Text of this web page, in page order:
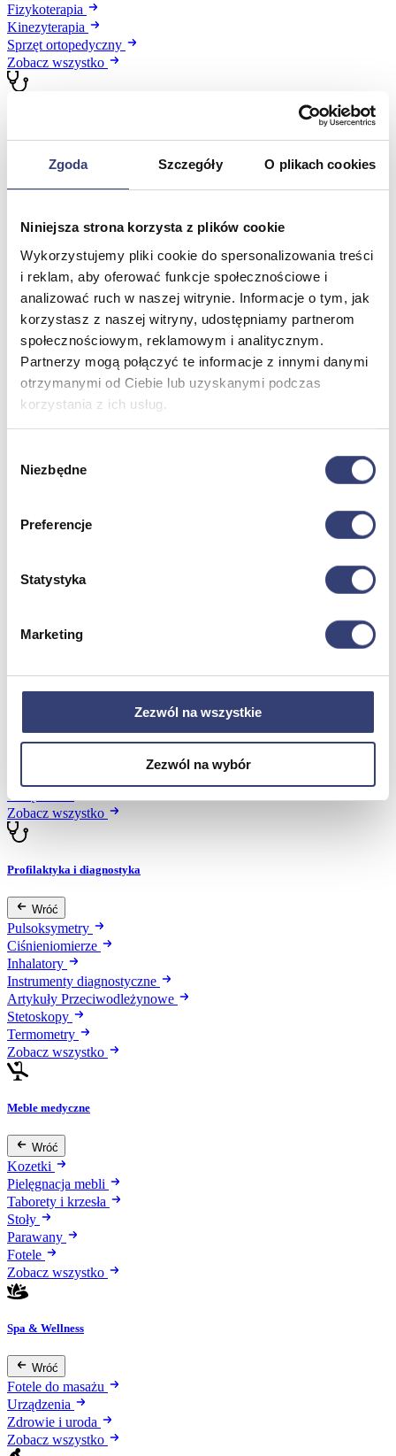
Zgoda Szczegóły O plikach cookies
Niniejsza strona korzysta z plików cookie
Wykorzystujemy pliki cookie do spersonalizowania treści
i reklam, aby oferować funkcje społecznościowe i
analizować ruch w naszej witrynie. Informacje o tym, jak
korzystasz z naszej witryny, udostępniamy partnerom
społecznościowym, reklamowym i analitycznym.
Partnerzy mogą połączyć te informacje z innymi danymi
otrzymanymi od Ciebie lub uzyskanymi podczas
korzystania z ich usług.
zgody
Niezbędne
Preferencje
Statystyka
Marketing
Zezwól na wszystkie
Zezwól na wybór
Fizykoterapia
Kinezyterapia
Sprzęt ortopedyczny
Zobacz wszystko
Wróć
Diagnostyka obrazowa
Okulistyka
Oświetlenie diagnostyczne
Pulmonologia
Sprzęt medyczny
Weterynaria
Laryngologia
Ratownictwo medyczne
Zobacz wszystko
Stomatologia, protetyka i ortodoncja
Druk 3D
Pracownia protetyczna
Wróć
Pojemniki i worki na odpady
Materiały opatrunkowe
Urządzenia
Zobacz wszystko
Profilaktyka i diagnostyka
Wróć
Pulsoksymetry
Ciśnieniomierze
Inhalatory
Instrumenty diagnostyczne
Artykuły Przeciwodleżynowe
Stetoskopy
Termometry
Zobacz wszystko
Meble medyczne
Wróć
Kozetki
Pielęgnacja mebli
Taborety i krzesła
Stoły
Parawany
Fotele
Zobacz wszystko
Spa & Wellness
Wróć
Fotele do masażu
Urządzenia
Zdrowie i uroda
Zobacz wszystko